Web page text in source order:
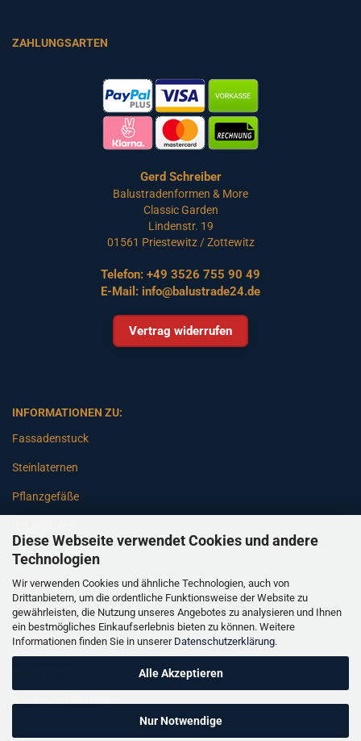
Diese Webseite verwendet Cookies und andere
Technologien
Wir verwenden Cookies und ähnliche Technologien, auch von
Drittanbietern, um die ordentliche Funktionsweise der Website zu
gewährleisten, die Nutzung unseres Angebotes zu analysieren und Ihnen
ein bestmögliches Einkaufserlebnis bieten zu können. Weitere
Informationen finden Sie in unserer Datenschutzerklärung.
Alle Akzeptieren
Nur Notwendige
ZAHLUNGSARTEN
Gerd Schreiber
Balustradenformen & More
Classic Garden
Lindenstr. 19
01561 Priestewitz / Zottewitz
Telefon: +49 3526 755 90 49
E-Mail: info@balustrade24.de
Vertrag widerrufen
INFORMATIONEN ZU:
Fassadenstuck
Steinlaternen
Pflanzgefäße
Gartenbänke
Pfeiler
Gartenbrunnen
Gartenfiguren